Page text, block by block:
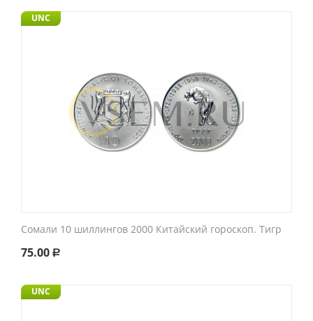
UNC
Сомали 10 шиллингов 2000 Китайский гороскоп. Тигр
75.00 Р
UNC